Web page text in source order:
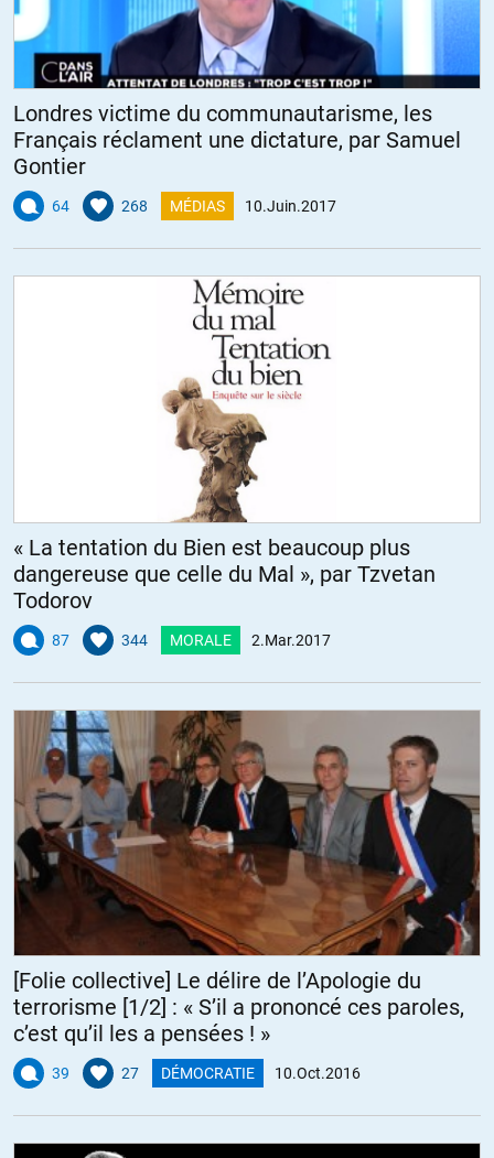
Londres victime du communautarisme, les
Français réclament une dictature, par Samuel
Gontier
64 268 MÉDIAS 10.Juin.2017
« La tentation du Bien est beaucoup plus
dangereuse que celle du Mal », par Tzvetan
Todorov
87 344 MORALE 2.Mar.2017
[Folie collective] Le délire de l’Apologie du
terrorisme [1/2] : « S’il a prononcé ces paroles,
c’est qu’il les a pensées ! »
39 27 DÉMOCRATIE 10.Oct.2016